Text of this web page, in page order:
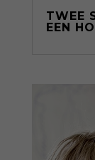
TWEE
EEN